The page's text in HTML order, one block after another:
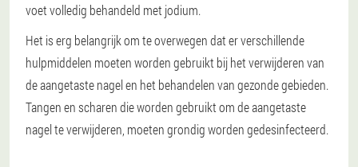
voet volledig behandeld met jodium.
Het is erg belangrijk om te overwegen dat er verschillende
hulpmiddelen moeten worden gebruikt bij het verwijderen van
de aangetaste nagel en het behandelen van gezonde gebieden.
Tangen en scharen die worden gebruikt om de aangetaste
nagel te verwijderen, moeten grondig worden gedesinfecteerd.